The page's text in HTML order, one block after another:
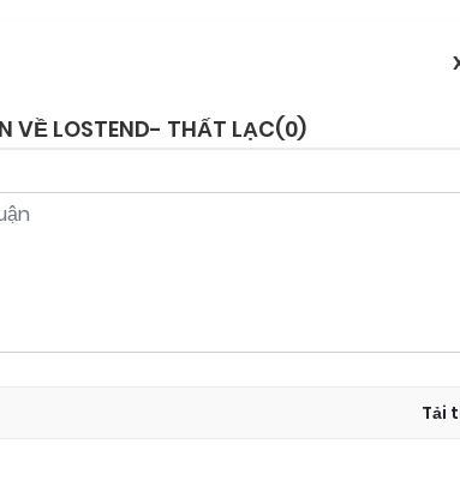
VỀ LOSTEND- THẤT LẠC(0)
Tải